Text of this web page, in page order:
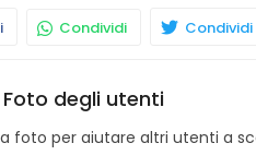
Condividi Condividi
Foto degli utenti
foto per aiutare altri utenti a